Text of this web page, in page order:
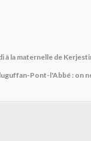
à la maternelle de
Pont-l'Abbé : on